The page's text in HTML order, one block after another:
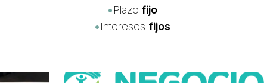
•Plazo fijo
•Intereses fijos